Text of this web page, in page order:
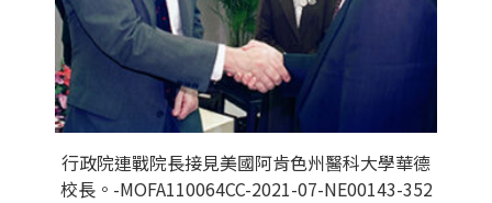
行政院連戰院長接見美國阿肯色州醫科大學華德
校長。-MOFA110064CC-2021-07-NE00143-352